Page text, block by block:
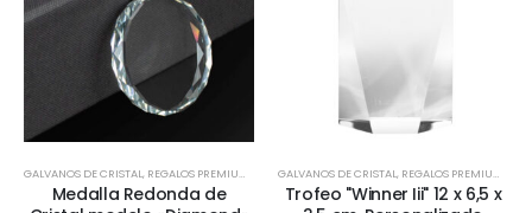
GALVANOS DE CRISTAL, REGALOS PREMIUM TODOS
Medalla Redonda de
GALVANOS DE CRISTAL, REGALOS PREMIUM
Trofeo "Winner Iii" 12 x 6,5 x